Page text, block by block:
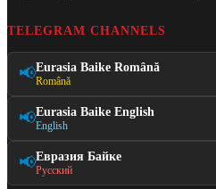
TELEGRAM CHANNELS
📢Eurasia Baike Română
Română
📢Eurasia Baike English
English
📢Евразия Байке
Русский